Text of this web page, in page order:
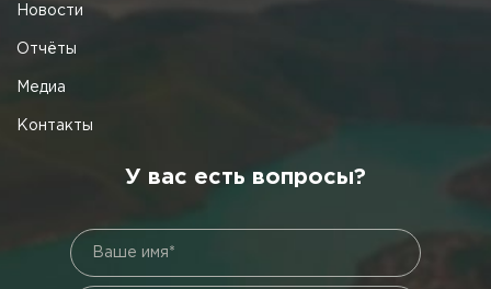
Новости
Отчёты
Медиа
Контакты
У вас есть вопросы?
Ваше имя*